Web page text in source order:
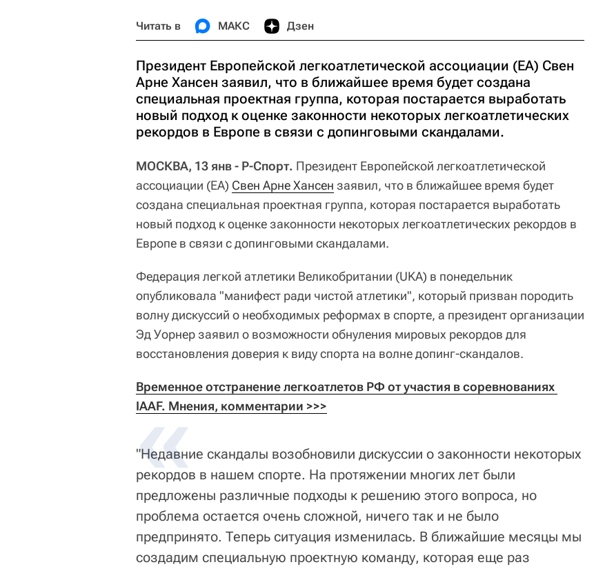
Читать в МАКС Дзен
Президент Европейской легкоатлетической ассоциации (EA) Свен
Арне Хансен заявил, что в ближайшее время будет создана
специальная проектная группа, которая постарается выработать
новый подход к оценке законности некоторых легкоатлетических
рекордов в Европе в связи с допинговыми скандалами.
МОСКВА, 13 янв - Р-Спорт. Президент Европейской легкоатлетической
ассоциации (EA) Свен Арне Хансен заявил, что в ближайшее время будет
создана специальная проектная группа, которая постарается выработать
новый подход к оценке законности некоторых легкоатлетических рекордов в
Европе в связи с допинговыми скандалами.
Федерация легкой атлетики Великобритании (UKA) в понедельник
опубликовала "манифест ради чистой атлетики", который призван породить
волну дискуссий о необходимых реформах в спорте, а президент организации
Эд Уорнер заявил о возможности обнуления мировых рекордов для
восстановления доверия к виду спорта на волне допинг-скандалов.
Временное отстранение легкоатлетов РФ от участия в соревнованиях
IAAF. Мнения, комментарии >>>
"Недавние скандалы возобновили дискуссии о законности некоторых
рекордов в нашем спорте. На протяжении многих лет были
предложены различные подходы к решению этого вопроса, но
проблема остается очень сложной, ничего так и не было
предпринято. Теперь ситуация изменилась. В ближайшие месяцы мы
создадим специальную проектную команду, которая еще раз